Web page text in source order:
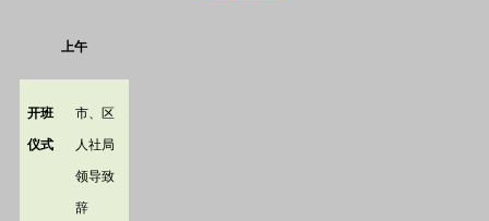
上午
开班
仪式
市、区
人社局
领导致
辞